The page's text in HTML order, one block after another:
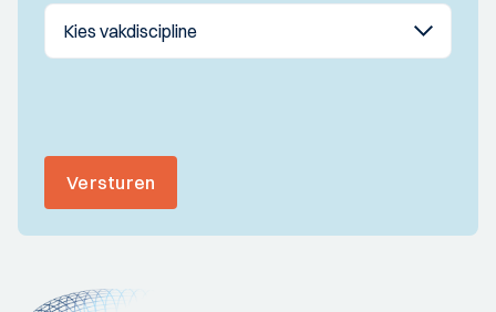
Versturen